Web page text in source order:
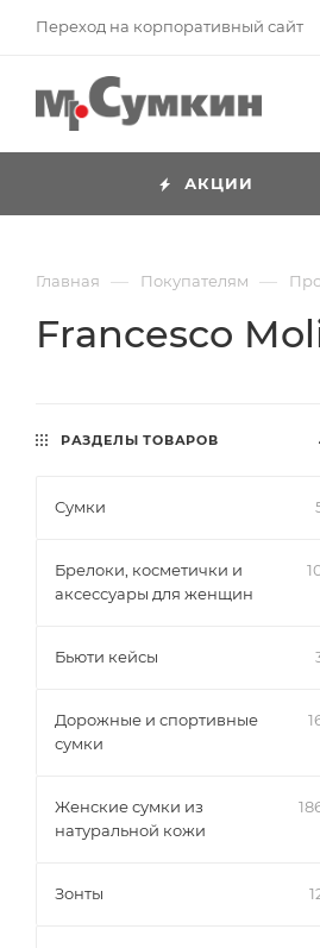
Переход на корпоративный сайт
АКЦИИ
Главная — Покупателям —
Francesco
РАЗДЕЛЫ ТОВАРОВ
Cумки
Брелоки, косметички и
аксессуары для женщин
Бьюти кейсы
Дорожные и спортивные
сумки
Женские сумки из
натуральной кожи
Зонты